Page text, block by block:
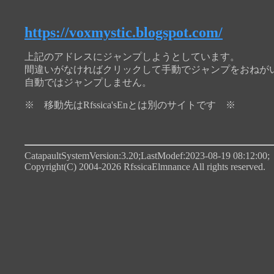
https://voxmystic.blogspot.com/
上記のアドレスにジャンプしようとしています。
間違いがなければクリックして手動でジャンプをおねが
自動ではジャンプしません。
※ 移動先はRfssica'sEnとは別のサイトです ※
CatapaultSystemVersion:3.20;LastModef:2023-08-19 08:12:00;
Copyright(C) 2004-2026 RfssicaElmnance All rights reserved.